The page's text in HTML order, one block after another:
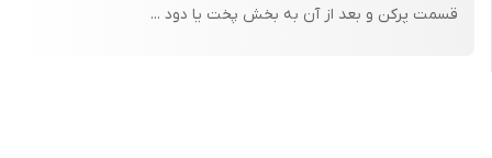
قسمت پرکن و بعد از آن به بخش پخت یا دود ...